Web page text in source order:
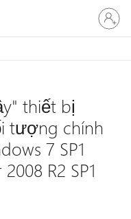
Đăng
nhập
tài
thiết bị
tượng chính
7 SP1
R2 SP1